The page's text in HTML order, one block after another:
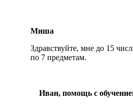
Миша
Здравствуйте, мне до 15
по 7 предметам.
Иван, помощь с